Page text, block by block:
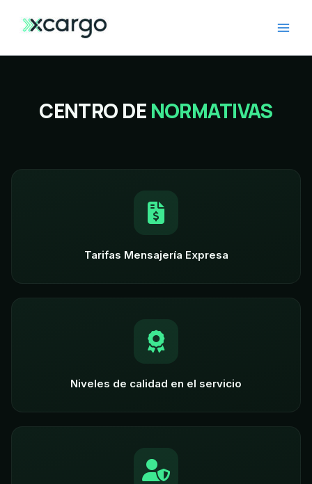
CENTRO DE NORMATIVAS
Tarifas Mensajería Expresa
Niveles de calidad en el servicio